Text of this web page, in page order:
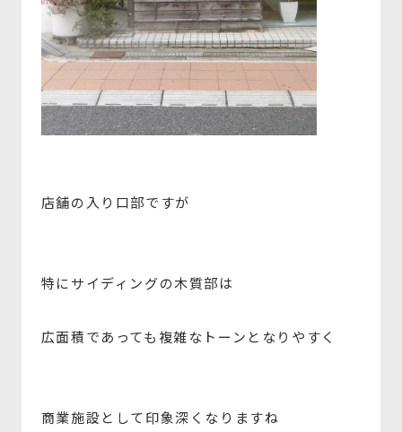
店舗の入り口部ですが
特にサイディングの木質部は
広面積であっても複雑なトーンとなりやすく
商業施設として印象深くなりますね